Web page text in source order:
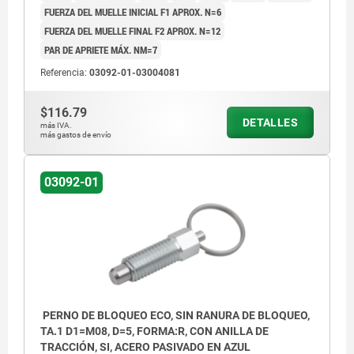
FUERZA DEL MUELLE INICIAL F1 APROX. N=6
FUERZA DEL MUELLE FINAL F2 APROX. N=12
PAR DE APRIETE MÁX. NM=7
Referencia: 03092-01-03004081
$116.79
más IVA.
más gastos de envío
DETALLES
03092-01
PERNO DE BLOQUEO ECO, SIN RANURA DE BLOQUEO,
TA.1 D1=M08, D=5, FORMA:R, CON ANILLA DE
TRACCIÓN, SI, ACERO PASIVADO EN AZUL